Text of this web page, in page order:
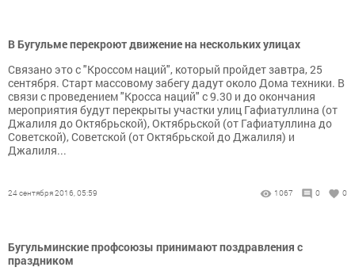
В Бугульме перекроют движение на нескольких улицах
Связано это с "Кроссом наций", который пройдет завтра, 25
сентября. Старт массовому забегу дадут около Дома техники. В
связи с проведением "Кросса наций" с 9.30 и до окончания
мероприятия будут перекрыты участки улиц Гафиатуллина (от
Джалиля до Октябрьской), Октябрьской (от Гафиатуллина до
Советской), Советской (от Октябрьской до Джалиля) и
Джалиля...
24 сентября 2016, 05:59 1067 0 0
Бугульминские профсоюзы принимают поздравления с
праздником